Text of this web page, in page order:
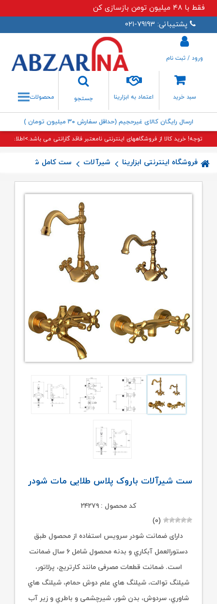
فقط با ۴۸ میلیون تومن بازسازی کن
پشتیبانی: ۷۹۱۹۳-۰۲۱
سبد خرید اعتماد به ابزارینا
جستجو
جستجو
ورود / ثبت نام
محصولات
ارسال رایگان کالای غیرحجیم (حداقل سفارش ۳۰ میلیون تومان )
توجه! خرید کالا از فروشگاههای اینترنتی نامعتبر فاقد گارانتی می باشد.>اطلاعات
فروشگاه اینترنتی ابزارینا شیرآلات ست کامل شیرآلات
ست شیرآلات باروک پلاس طلایی مات شودر
کد محصول : ۲۴۲۷۹
(۰)
دارای ضمانت شودر سرویس استفاده از محصول طبق
دستورالعمل آبکاري و بدنه محصول شامل ۶ سال ضمانت
است. ضمانت قطعات مصرفی مانند کارتریج، پرلاتور،
شیلنگ توالت، شیلنگ هاي علم دوش حمام، شیلنگ هاي
شاوري، سردوش، بدن شور، شیرچشمی و باطري و زیر آب